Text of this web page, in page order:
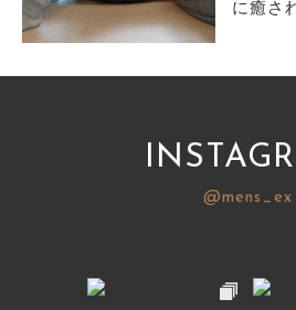
に癒さ
@mens_ex